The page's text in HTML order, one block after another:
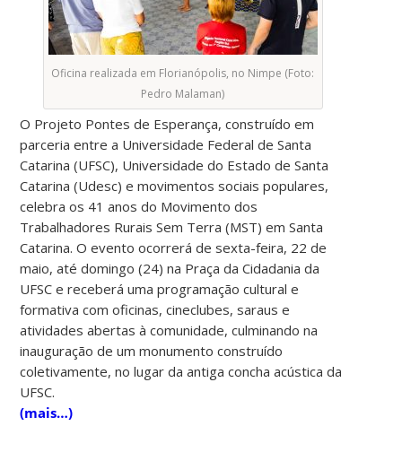
Oficina realizada em Florianópolis, no Nimpe (Foto:
Pedro Malaman)
O Projeto Pontes de Esperança, construído em
parceria entre a Universidade Federal de Santa
Catarina (UFSC), Universidade do Estado de Santa
Catarina (Udesc) e movimentos sociais populares,
celebra os 41 anos do Movimento dos
Trabalhadores Rurais Sem Terra (MST) em Santa
Catarina. O evento ocorrerá de sexta-feira, 22 de
maio, até domingo (24) na Praça da Cidadania da
UFSC e receberá uma programação cultural e
formativa com oficinas, cineclubes, saraus e
atividades abertas à comunidade, culminando na
inauguração de um monumento construído
coletivamente, no lugar da antiga concha acústica da
UFSC.
(mais…)